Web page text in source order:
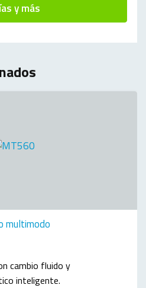
y más
multimodo
cambio fluido y
inteligente.